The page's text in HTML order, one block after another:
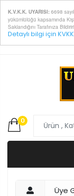
K.V.K.K. UYARISI: 6698
yükümlülüğü kapsamında
Saklandığını Tarafınıza
Detaylı bilgi için
0
Üye